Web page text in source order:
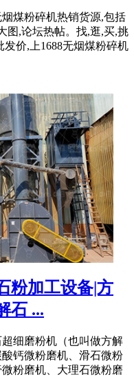
煤粉碎机热销货源,包括
图,论坛热帖。找,逛,买,挑
价,上1688无烟煤粉碎机
粉加工设备|方
石 ...
细磨粉机（也叫做方解
钙微粉磨机、滑石微粉
粉磨机、大理石微粉磨